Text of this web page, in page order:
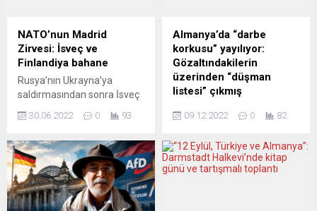
NATO’nun Madrid
Zirvesi: İsveç ve
Finlandiya bahane
Rusya’nın Ukrayna’ya
saldırmasından sonra İsveç
tutumundan endişe ederek
başvurdu. Kuzey Atlantik
Antlaşması Örgütü NATO’ya
İsveç ve Finlandiya’nın üyelik
başvurusu Türkiye’de en
önemli gündem maddesi
30.06.2022 0 93
Almanya’da “darbe
korkusu” yayılıyor:
Gözaltındakilerin
üzerinden “düşman
listesi” çıkmış
darbe yapacakları iddiasıyla
kendilerini “İmparatorluk
Vatandaşı” (Reichsbürger)
09.12.2022 0 82